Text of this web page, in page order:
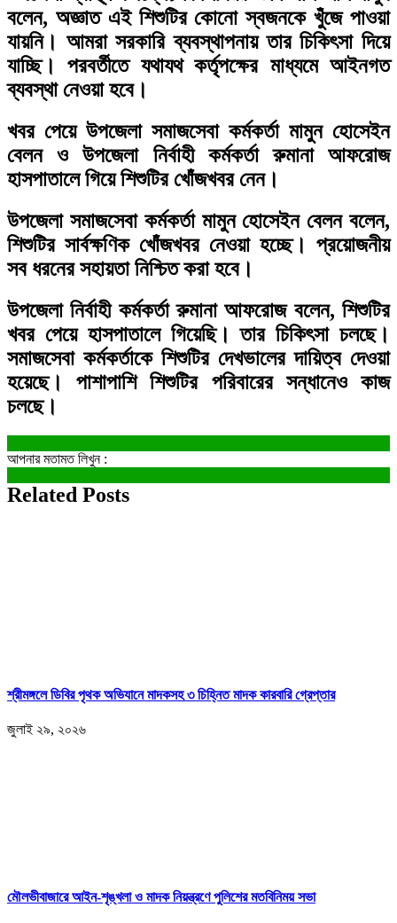
বলেন, অজ্ঞাত এই শিশুটির কোনো স্বজনকে খুঁজে পাওয়া
যায়নি। আমরা সরকারি ব্যবস্থাপনায় তার চিকিৎসা দিয়ে
যাচ্ছি। পরবর্তীতে যথাযথ কর্তৃপক্ষের মাধ্যমে আইনগত
ব্যবস্থা নেওয়া হবে।
খবর পেয়ে উপজেলা সমাজসেবা কর্মকর্তা মামুন হোসেইন
বেলন ও উপজেলা নির্বাহী কর্মকর্তা রুমানা আফরোজ
হাসপাতালে গিয়ে শিশুটির খোঁজখবর নেন।
উপজেলা সমাজসেবা কর্মকর্তা মামুন হোসেইন বেলন বলেন,
শিশুটির সার্বক্ষণিক খোঁজখবর নেওয়া হচ্ছে। প্রয়োজনীয়
সব ধরনের সহায়তা নিশ্চিত করা হবে।
উপজেলা নির্বাহী কর্মকর্তা রুমানা আফরোজ বলেন, শিশুটির
খবর পেয়ে হাসপাতালে গিয়েছি। তার চিকিৎসা চলছে।
সমাজসেবা কর্মকর্তাকে শিশুটির দেখভালের দায়িত্ব দেওয়া
হয়েছে। পাশাপাশি শিশুটির পরিবারের সন্ধানেও কাজ
চলছে।
আপনার মতামত লিখুন :
Related Posts
শ্রীমঙ্গলে ডিবির পৃথক অভিযানে মাদকসহ ৩ চিহ্নিত মাদক কারবারি গ্রেপ্তার
জুলাই ২৯, ২০২৬
মৌলভীবাজারে আইন-শৃঙ্খলা ও মাদক নিয়ন্ত্রণে পুলিশের মতবিনিময় সভা